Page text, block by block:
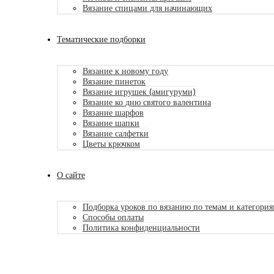
Вязание спицами для начинающих
Тематические подборки
Вязание к новому году
Вязание пинеток
Вязание игрушек (амигуруми)
Вязание ко дню святого валентина
Вязание шарфов
Вязание шапки
Вязание салфетки
Цветы крючком
О сайте
Подборка уроков по вязанию по темам и
Способы оплаты
Политика конфиденциальности